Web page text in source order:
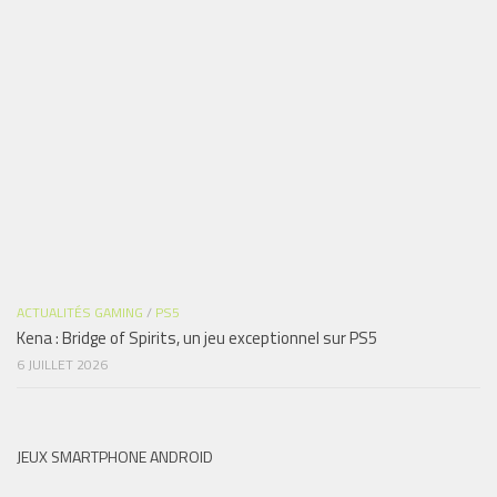
ACTUALITÉS GAMING / PS5
Kena : Bridge of Spirits, un jeu exceptionnel sur PS5
6 JUILLET 2026
JEUX SMARTPHONE ANDROID